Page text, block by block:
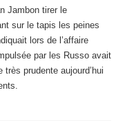
Jambon tirer le
sur le tapis les peines
lors de l’affaire
par les Russo avait
prudente aujourd’hui